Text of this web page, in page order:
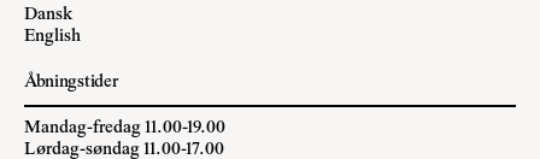
Dansk
English
Åbningstider
Mandag-fredag 11.00-19.00
Lørdag-søndag 11.00-17.00